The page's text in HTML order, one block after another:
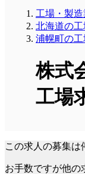
工場・製造
北海道の工
浦幌町の工
株式
工場
この求人の募集は
お手数ですが他の